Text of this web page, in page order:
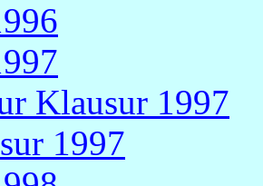
Klausur 1997
1997